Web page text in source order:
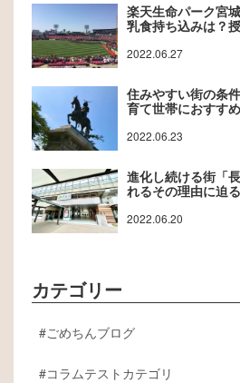
楽天生命パーク宮
乳食持ち込みは？
2022.06.27
住みやすい街の条
育て世帯におすす
2022.06.23
進化し続ける街「
れるその理由に迫る
2022.06.20
カテゴリー
ごめちんブログ
コラムテストカテゴリ